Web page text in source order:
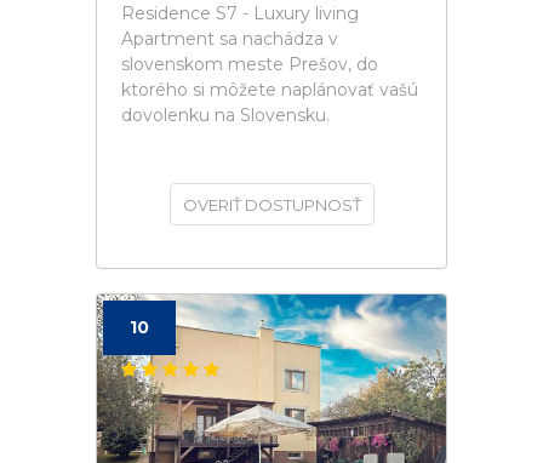
Residence S7 - Luxury living
Apartment sa nachádza v
slovenskom meste Prešov, do
ktorého si môžete naplánovať vašú
dovolenku na Slovensku.
OVERIŤ DOSTUPNOSŤ
10